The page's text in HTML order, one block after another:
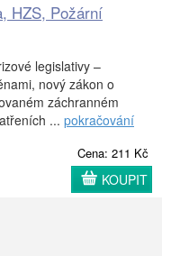
HZS, Požární
legislativy –
nový zákon o
záchranném
... pokračování
Cena: 211 Kč
KOUPIT